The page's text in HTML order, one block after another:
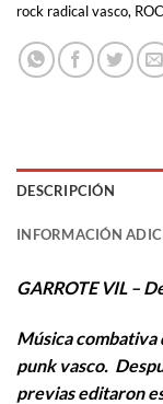
rock radical vasco,
DESCRIPCIÓN
INFORMACIÓN
GARROTE VIL –
Música combativa
punk vasco.
previas editaron